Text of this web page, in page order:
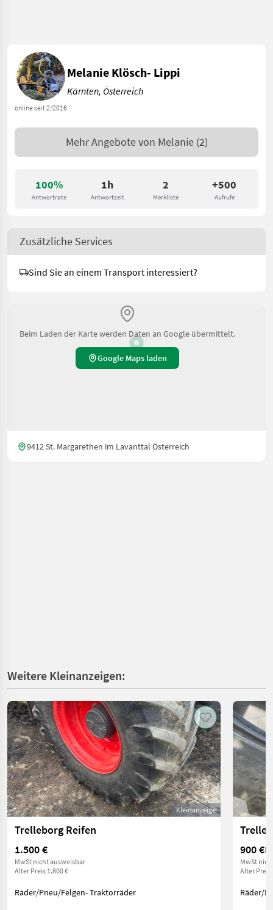
100%
Antwortrate
1h
Antwortzeit
2
Merkliste
+500
Aufrufe
online seit 2/2016
Melanie Klösch- Lippi
Kärnten, Österreich
Mehr Angebote von Melanie (2)
Zusätzliche Services
Sind Sie an einem Transport interessiert?
Beim Laden der Karte werden Daten an Google übermittelt.
Google Maps laden
9412 St. Margarethen im Lavanttal Österreich
Weitere Kleinanzeigen:
Kleinanzeige
Trelleborg Reifen
1.500 €
MwSt nicht ausweisbar
Alter Preis 1.800 €
Räder/Pneu/Felgen- Traktorräder
900 €
MwSt
Alter Preis
Räder/